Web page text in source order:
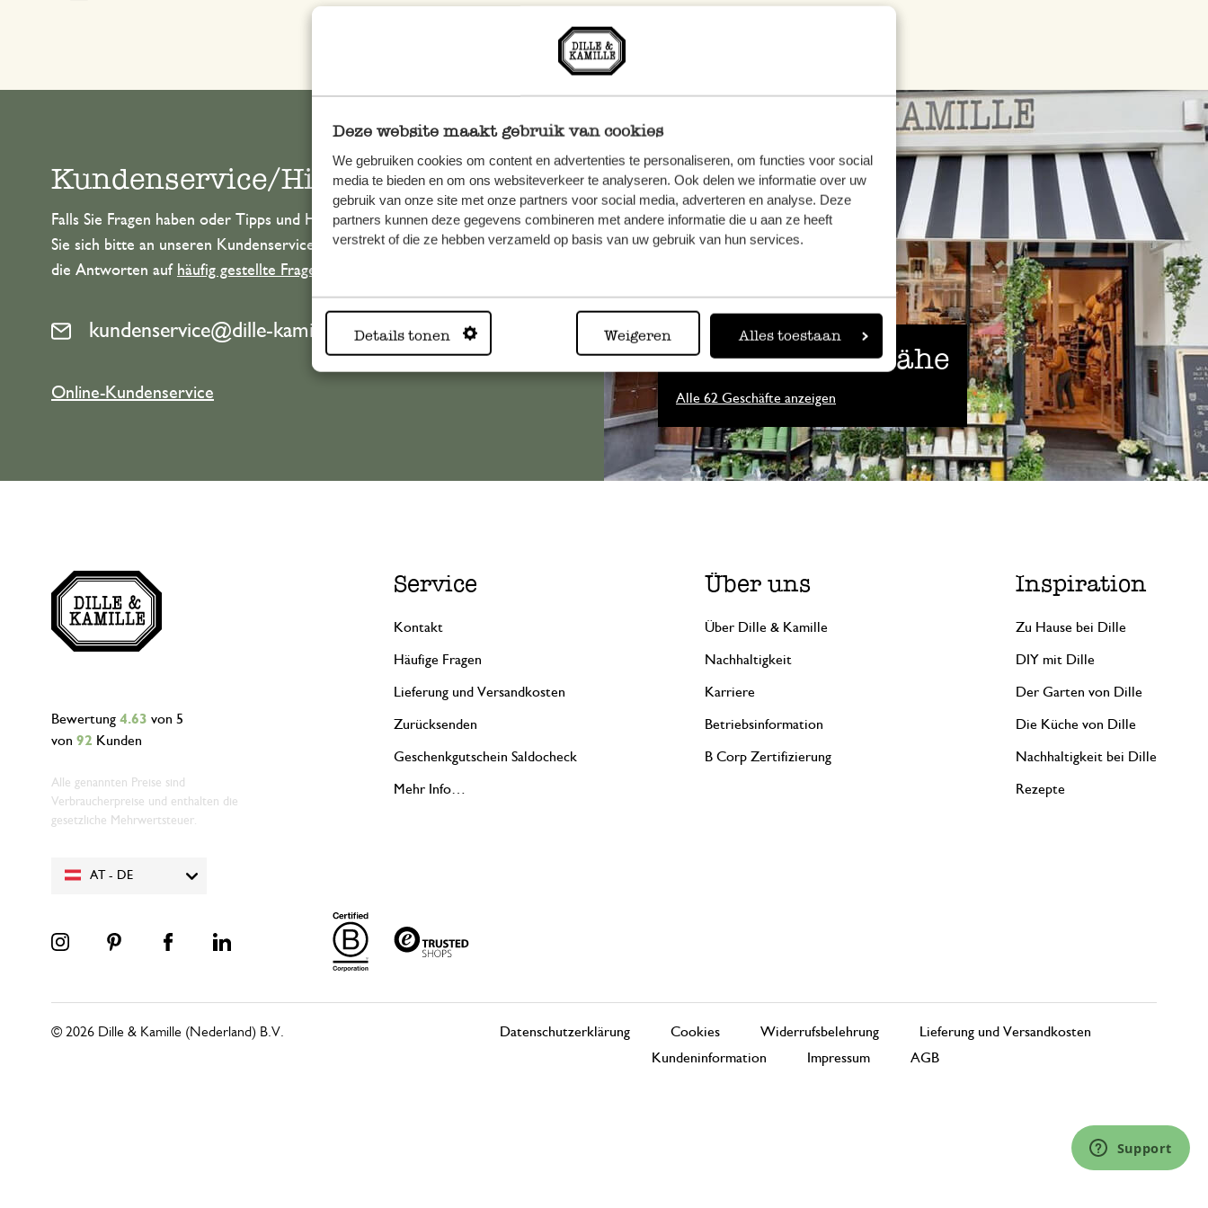
Deze website maakt gebruik van cookies
We gebruiken cookies om content en advertenties te personaliseren, om functies voor social
media te bieden en om ons websiteverkeer te analyseren. Ook delen we informatie over uw
gebruik van onze site met onze partners voor social media, adverteren en analyse. Deze
partners kunnen deze gegevens combineren met andere informatie die u aan ze heeft
verstrekt of die ze hebben verzameld op basis van uw gebruik van hun services.
Details tonen Weigeren Alles toestaan
Immer in der Nähe
Alle 62 Geschäfte anzeigen
Kundenservice/Hilfe
Falls Sie Fragen haben oder Tipps und Hilfe brauchen, wenden
Sie sich bitte an unseren Kundenservice. Oder lesen Sie hier
die Antworten auf häufig gestellte Fragen
kundenservice@dille-kamille.at
Online-Kundenservice
AT - DE
Bewertung 4.63 von 5
von 92 Kunden
Alle genannten Preise sind
Verbraucherpreise und enthalten die
gesetzliche Mehrwertsteuer.
Service
Kontakt
Häufige Fragen
Lieferung und Versandkosten
Zurücksenden
Geschenkgutschein Saldocheck
Mehr Info…
Über uns
Über Dille & Kamille
Nachhaltigkeit
Karriere
Betriebsinformation
B Corp Zertifizierung
Inspiration
Zu Hause bei Dille
DIY mit Dille
Der Garten von Dille
Die Küche von Dille
Nachhaltigkeit bei Dille
Rezepte
Datenschutzerklärung Cookies Widerrufsbelehrung
Lieferung und Versandkosten
Kundeninformation
Impressum AGB
© 2026 Dille & Kamille (Nederland) B.V.
Support